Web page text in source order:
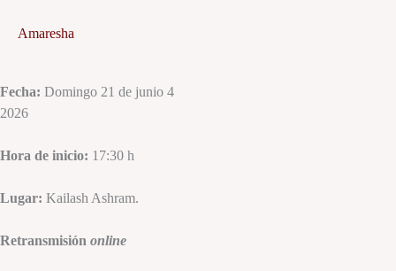
Amaresha
Fecha: Domingo 21 de junio 4
2026
Hora de inicio: 17:30 h
Lugar: Kailash Ashram.
Retransmisión online